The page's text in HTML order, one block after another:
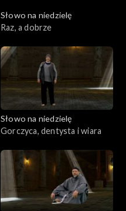
Słowo na niedzielę
Raz, a dobrze
Słowo na niedzielę
Gorczyca, dentysta i wiara